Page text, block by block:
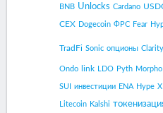
BNB Unlocks Cardano
CEX Dogecoin ФРС Fear
TradFi Sonic опционы Clarity
Ondo link LDO Pyth Morpho
SUI инвестиции ENA Hype
Litecoin Kalshi